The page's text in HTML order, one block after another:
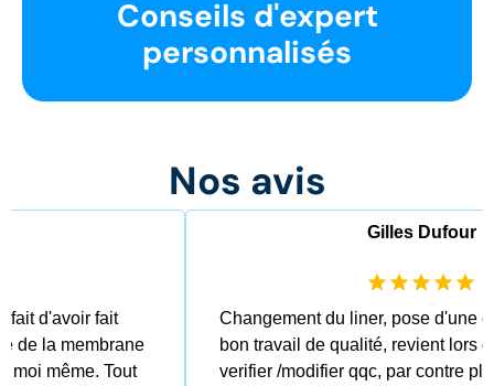
Conseils d'expert
personnalisés
Nos avis
Changement du liner, pose d'une electrovanne Très
bon travail de qualité, revient lors que besoin de
verifier /modifier qqc, par contre plus difficile coté